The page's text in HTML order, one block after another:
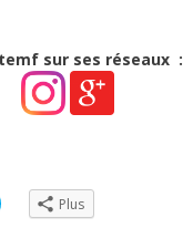
sur ses réseaux :
Plus